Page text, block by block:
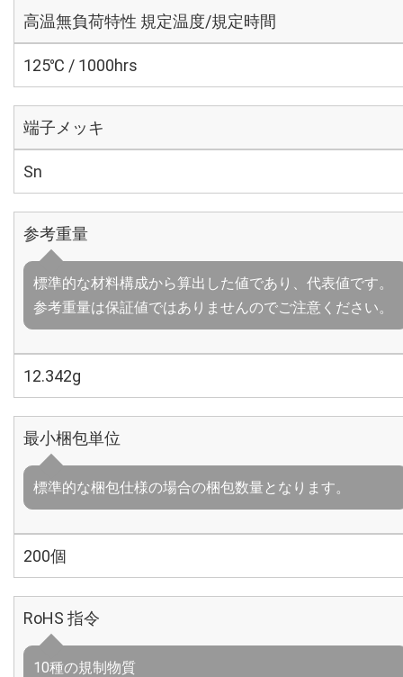
高温無負荷特性 規定温度/規定時間
125℃ / 1000hrs
端子メッキ
Sn
参考重量
標準的な材料構成から算出した値であり、代表値です。
参考重量は保証値ではありませんのでご注意ください。
12.342g
最小梱包単位
標準的な梱包仕様の場合の梱包数量となります。
200個
RoHS 指令
10種の規制物質